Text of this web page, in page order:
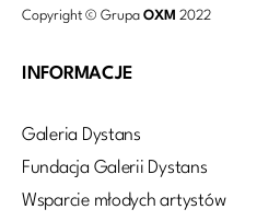
Copyright © Grupa OXM 2022
INFORMACJE
Galeria Dystans
Fundacja Galerii Dystans
Wsparcie młodych artystów